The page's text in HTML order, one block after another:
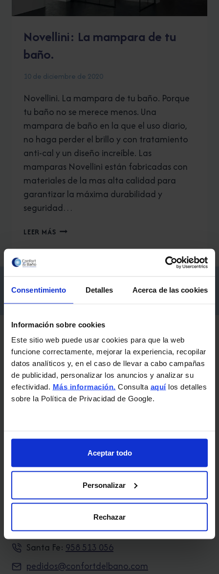
Consentimiento Detalles Acerca de las cookies
Información sobre cookies
Este sitio web puede usar cookies para que la web
funcione correctamente, mejorar la experiencia, recopilar
datos analíticos y, en el caso de llevar a cabo campañas
de publicidad, personalizar los anuncios y analizar su
efectividad. Más información. Consulta aquílos detalles
sobre la Política de Privacidad de Google.
Aceptar todo
Personalizar
Rechazar
Novellini: La mampara de tu
baño.
10 de diciembre de 2020
Novellini. La mampara de tu baño. Porque
tu baño no se merece menos. Una
mampara de baño en la que el uso diario,
no haga perder el brillo y con tratamiento
anti-cal y un diseño increíble. Las
mamparas Novellini están fabricadas con
materiales de la mas alta calidad para
garantizar la máxima durabilidad y
seguridad…
LEER MÁS NOVELLINI:
MAMPARA
Más información
Exposiciones y horarios
Camino de Ronda, 172 ·Granada
L-V: 10:15 a 14:00h y de 17:00 a 20:30h.
Contacto
Granada:958 209 797
Santa Fe: 958 513 056
pedidos@confortdelbano.com